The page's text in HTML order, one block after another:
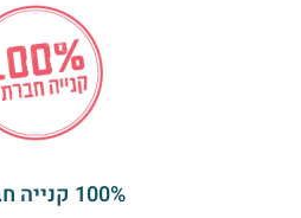
100% קנייה חברתית